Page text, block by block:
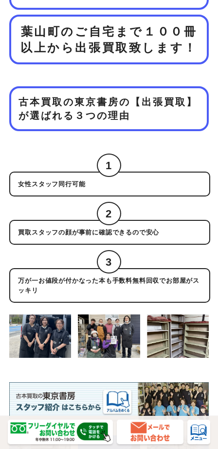
葉山町のご自宅まで１００冊
以上から 出張買取致します！
古本買取の東京書房の【出張買取】
が選ばれる３つの理由
1
女性スタッフ同行可能
2
買取スタッフの顔が事前に確認できるので安心
3
万が一お値段が付かなった本も手数料無料回収でお部屋がス
ッキリ